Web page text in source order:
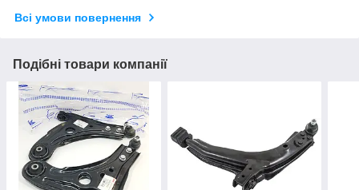
Всі умови повернення
Подібні товари компанії